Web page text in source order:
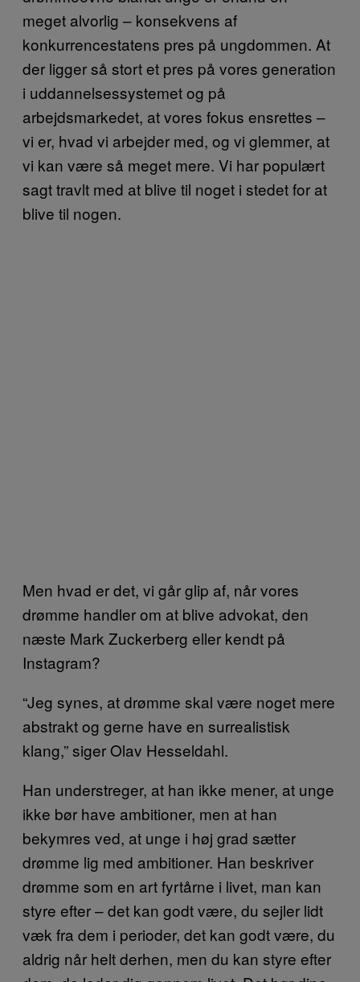
meget alvorlig – konsekvens af
konkurrencestatens pres på ungdommen. At
der ligger så stort et pres på vores generation
i uddannelsessystemet og på
arbejdsmarkedet, at vores fokus ensrettes –
vi er, hvad vi arbejder med, og vi glemmer, at
vi kan være så meget mere. Vi har populært
sagt travlt med at blive til noget i stedet for at
blive til nogen.
Men hvad er det, vi går glip af, når vores
drømme handler om at blive advokat, den
næste Mark Zuckerberg eller kendt på
Instagram?
“Jeg synes, at drømme skal være noget mere
abstrakt og gerne have en surrealistisk
klang,” siger Olav Hesseldahl.
Han understreger, at han ikke mener, at unge
ikke bør have ambitioner, men at han
bekymres ved, at unge i høj grad sætter
drømme lig med ambitioner. Han beskriver
drømme som en art fyrtårne i livet, man kan
styre efter – det kan godt være, du sejler lidt
væk fra dem i perioder, det kan godt være, du
aldrig når helt derhen, men du kan styre efter